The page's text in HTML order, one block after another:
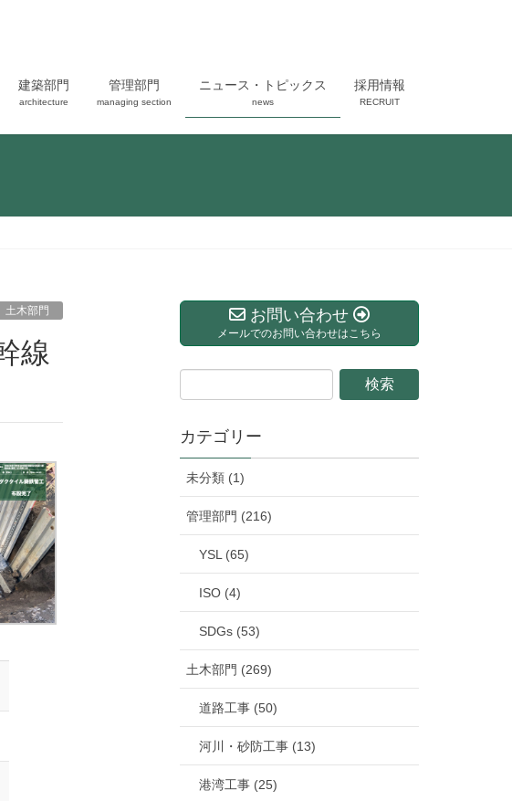
建築部門
architecture
管理部門
managing section
ニュース・トピックス
news
採用情報
RECRUIT
土木部門 お問い合わせ
メールでのお問い合わせはこちら
カテゴリー
未分類 (1)
管理部門 (216)
YSL (65)
ISO (4)
SDGs (53)
土木部門 (269)
道路工事 (50)
河川・砂防工事 (13)
港湾工事 (25)